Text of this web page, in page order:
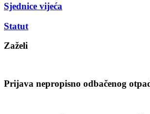
Sjednice vijeća
Statut
Zaželi
Prijava nepropisno odbačenog